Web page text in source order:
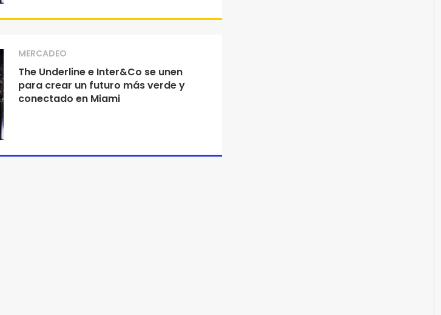
MERCADEO
The Underline e Inter&Co se unen
para crear un futuro más verde y
conectado en Miami